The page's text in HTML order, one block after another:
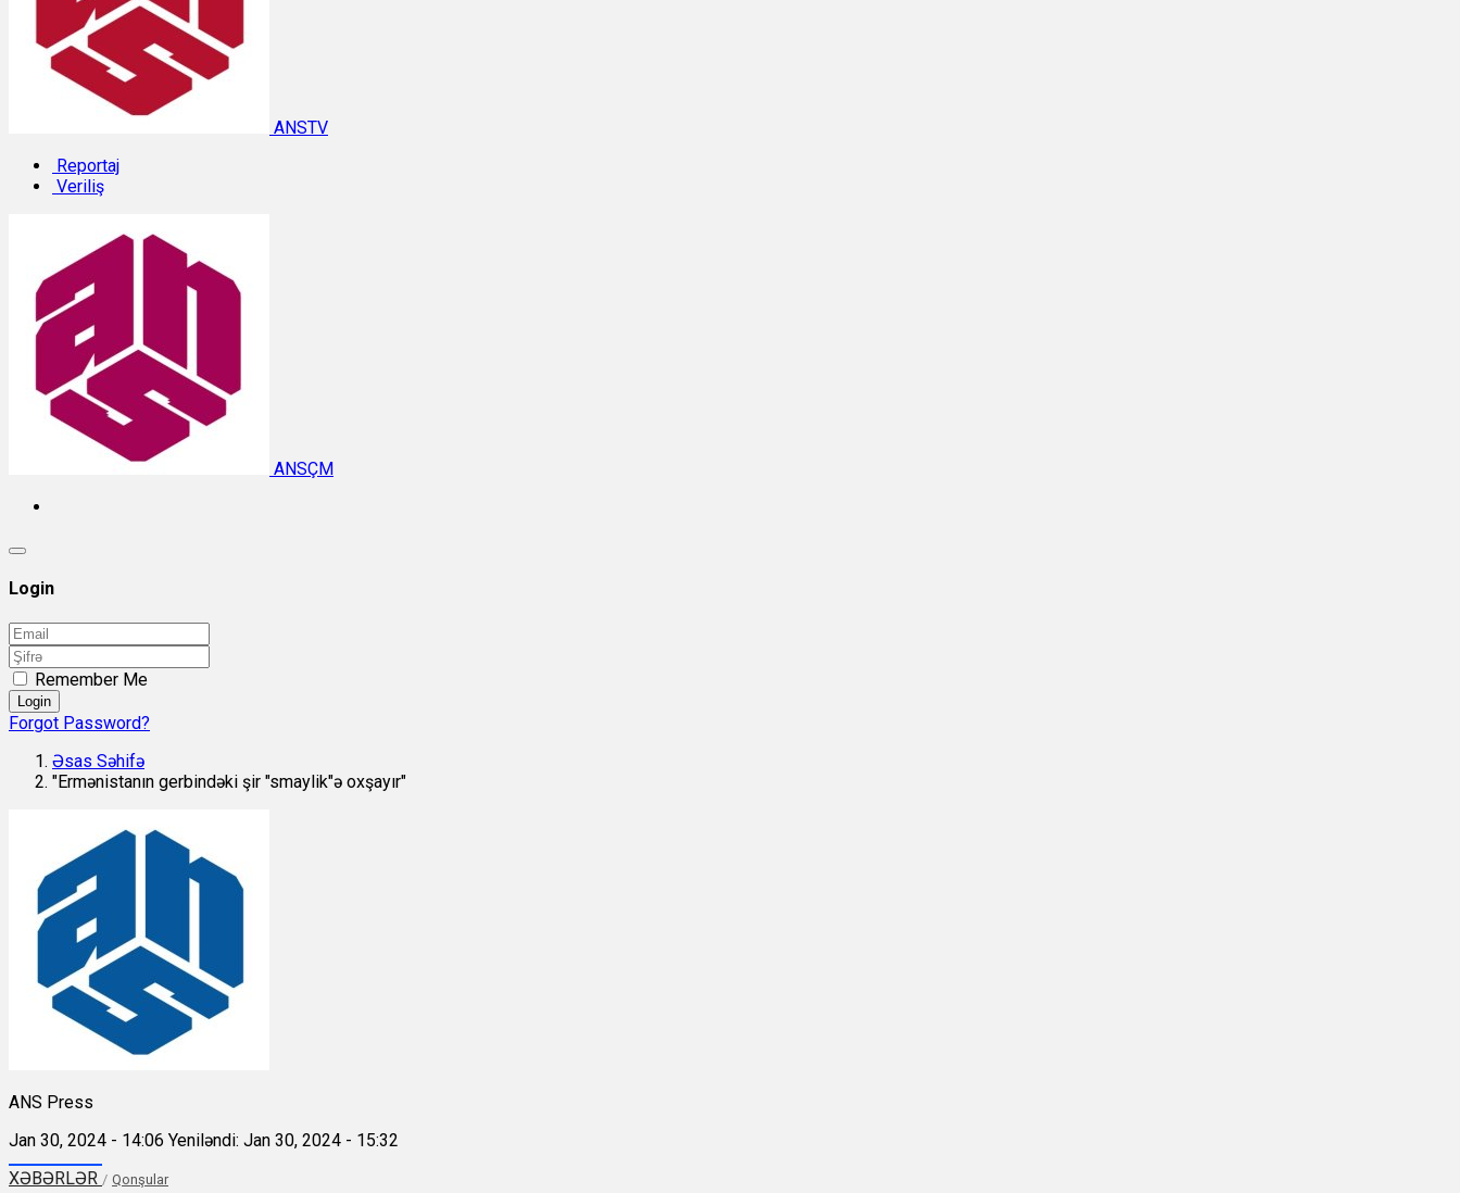
ANSTV
Reportaj
Veriliş
ANSÇM
Login
Remember Me
Login
Forgot Password?
Əsas Səhifə
"Ermənistanın gerbindəki şir "smaylik"ə oxşayır"
ANS Press
Jan 30, 2024 - 14:06 Yeniləndi: Jan 30, 2024 - 15:32
XƏBƏRLƏR / Qonşular